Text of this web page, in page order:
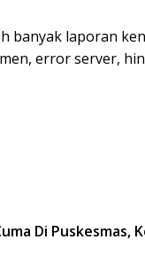
banyak laporan
error server,
Di Puskesmas,